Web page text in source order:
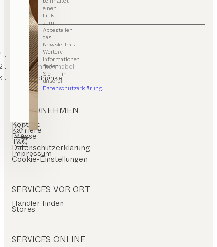
einen
Link
zum
Abbestellen
des
Newsletters.
Weitere
Informationen
finden
Sie in
unserer
Datenschutzerklärung.
TEAM 7
Schlafzimmermöbel
Kleiderschränke
UNTERNEHMEN
Kontakt
Karriere
Presse
T&C
Datenschutzerklärung
Impressum
Cookie-Einstellungen
SERVICES VOR ORT
Händler finden
Stores
SERVICES ONLINE